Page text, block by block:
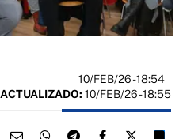
10/FEB/26- 18:54
ACTUALIZADO: 10/FEB/26 - 18:55